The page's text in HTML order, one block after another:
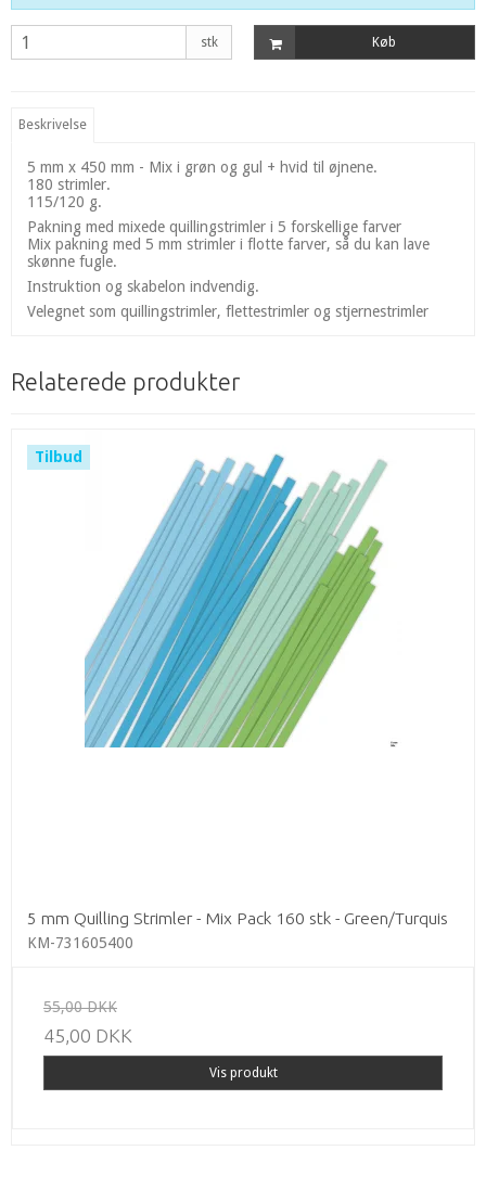
stk Køb
Beskrivelse
5 mm x 450 mm - Mix i grøn og gul + hvid til øjnene.
180 strimler.
115/120 g.
Pakning med mixede quillingstrimler i 5 forskellige farver
Mix pakning med 5 mm strimler i flotte farver, så du kan lave
skønne fugle.
Instruktion og skabelon indvendig.
Velegnet som quillingstrimler, flettestrimler og stjernestrimler
Relaterede produkter
Tilbud
5 mm Quilling Strimler - Mix Pack 160 stk - Green/Turquis
KM-731605400
55,00 DKK
45,00 DKK
Vis produkt